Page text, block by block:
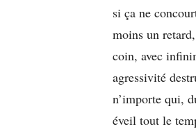
si ça ne
moins un
coin, avec
agressivité
n’importe qui,
éveil tout le